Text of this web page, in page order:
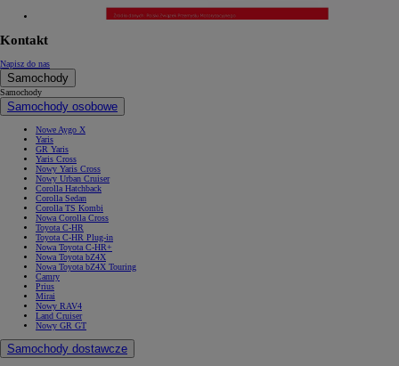
Kontakt
Napisz do nas
Samochody
Samochody
Samochody osobowe
Nowe Aygo X
Yaris
GR Yaris
Yaris Cross
Nowy Yaris Cross
Nowy Urban Cruiser
Corolla Hatchback
Corolla Sedan
Corolla TS Kombi
Nowa Corolla Cross
Toyota C-HR
Toyota C-HR Plug-in
Nowa Toyota C-HR+
Nowa Toyota bZ4X
Nowa Toyota bZ4X Touring
Camry
Prius
Mirai
Nowy RAV4
Land Cruiser
Nowy GR GT
Samochody dostawcze